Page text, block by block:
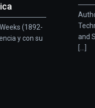
(1892-
y con su
and
[...]